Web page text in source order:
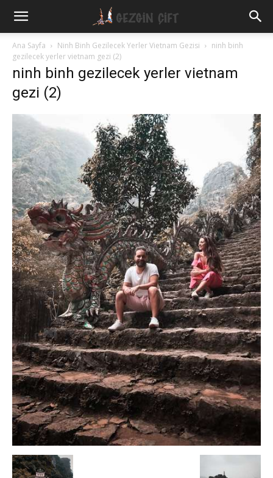
Gezgin
Çift
Ana Sayfa Ninh Binh Gezilecek Yerler Vietnam Gezisi
ninh binh
gezilecek yerler vietnam gezi (2)
ninh binh gezilecek yerler vietnam
gezi (2)